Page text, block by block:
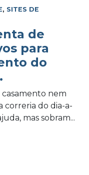
, SITES DE
de
para
do
nem
correria do dia-a-
mas sobram...